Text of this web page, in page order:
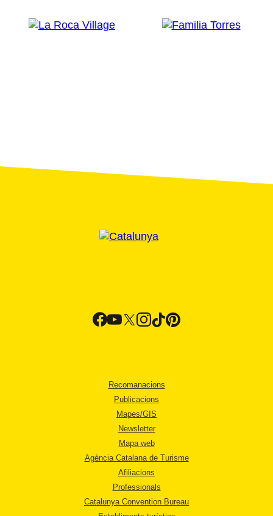
Recomanacions
Publicacions
Mapes/GIS
Newsletter
Mapa web
Agència Catalana de Turisme
Afiliacions
Professionals
Catalunya Convention Bureau